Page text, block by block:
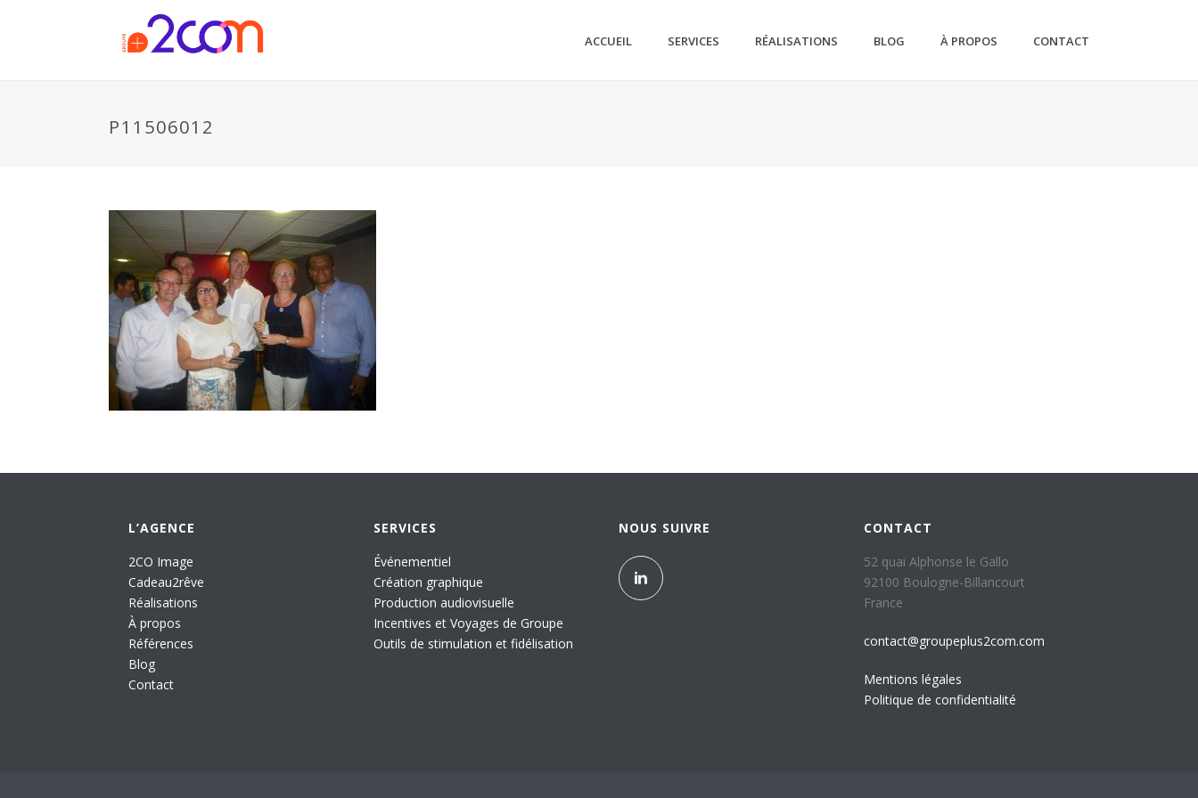
ACCUEIL SERVICES RÉALISATIONS BLOG À PROPOS CONTACT
P11506012
L’AGENCE
2CO Image
Cadeau2rêve
Réalisations
À propos
Références
Blog
Contact
SERVICES
Événementiel
Création graphique
Production audiovisuelle
Incentives et Voyages de Groupe
Outils de stimulation et fidélisation
NOUS SUIVRE
CONTACT
52 quai Alphonse le Gallo
92100 Boulogne-Billancourt
France
contact@groupeplus2com.com
Mentions légales
Politique de confidentialité